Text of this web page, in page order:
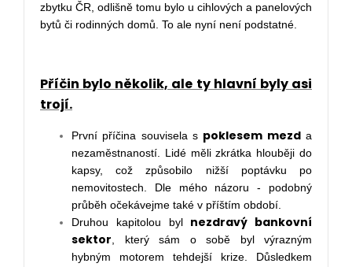
zbytku ČR, odlišně tomu bylo u cihlových a panelových
bytů či rodinných domů. To ale nyní není podstatné.
Příčin bylo několik, ale ty hlavní byly asi
trojí.
První příčina souvisela s poklesem mezda
nezaměstnaností. Lidé měli zkrátka hlouběji do
kapsy, což způsobilo nižší poptávku po
nemovitostech. Dle mého názoru - podobný
průběh očekávejme také v příštím období.
Druhou kapitolou byl nezdravý bankovní
sektor , který sám o sobě byl výrazným
hybným motorem tehdejší krize. Důsledkem